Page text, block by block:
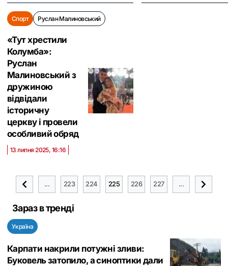
Спорт Руслан Малиновський
«Тут хрестили
Колумба»:
Руслан
Малиновський з
дружиною
відвідали
історичну
церкву і провели
особливий обряд
13 липня 2025, 16:16
... 223 224 225 226 227 ...
Зараз в тренді
Україна
Карпати накрили потужні зливи:
Буковель затопило, а синоптики дали